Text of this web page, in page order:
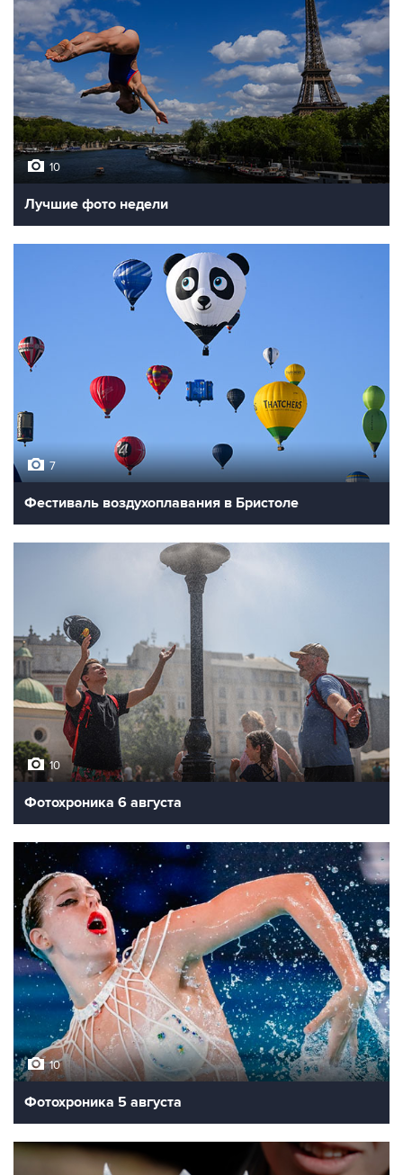
10
Лучшие фото недели
7
Фестиваль воздухоплавания в Бристоле
10
Фотохроника 6 августа
10
Фотохроника 5 августа